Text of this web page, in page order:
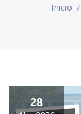
Inicio /
28